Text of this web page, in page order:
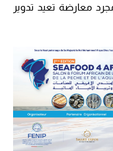
معارضة تعيد تدوير